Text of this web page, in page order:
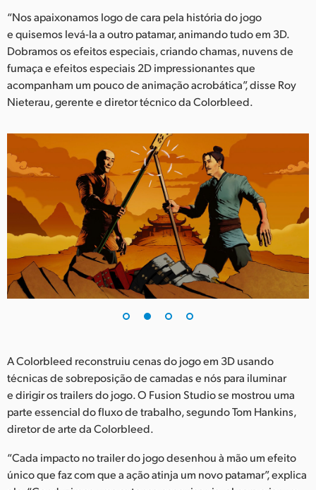
Portugal
Singapore
South Africa
Spain
Chinese Taipei
Turkey
Ukraine
United Kingdom
“Nos apaixonamos logo de cara pela história do jogo
e quisemos levá-la a outro patamar, animando tudo em 3D.
Dobramos os efeitos especiais, criando chamas, nuvens de
fumaça e efeitos especiais 2D impressionantes que
acompanham um pouco de animação acrobática”, disse Roy
Nieterau, gerente e diretor técnico da Colorbleed.
A Colorbleed reconstruiu cenas do jogo em 3D usando
técnicas de sobreposição de camadas e nós para iluminar
e dirigir os trailers do jogo. O Fusion Studio se mostrou uma
parte essencial do fluxo de trabalho, segundo Tom Hankins,
diretor de arte da Colorbleed.
“Cada impacto no trailer do jogo desenhou à mão um efeito
único que faz com que a ação atinja um novo patamar”, explica